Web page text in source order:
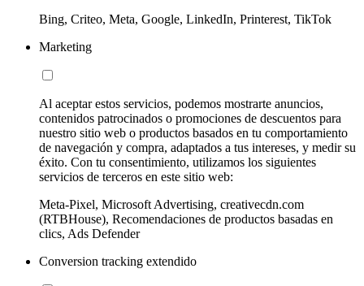
Bing, Criteo, Meta, Google, LinkedIn, Printerest, TikTok
Marketing
Al aceptar estos servicios, podemos mostrarte anuncios,
contenidos patrocinados o promociones de descuentos para
nuestro sitio web o productos basados en tu comportamiento
de navegación y compra, adaptados a tus intereses, y medir su
éxito. Con tu consentimiento, utilizamos los siguientes
servicios de terceros en este sitio web:
Meta-Pixel, Microsoft Advertising, creativecdn.com
(RTBHouse), Recomendaciones de productos basadas en
clics, Ads Defender
Conversion tracking extendido